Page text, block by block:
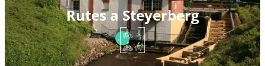
Rutes a Steyerberg